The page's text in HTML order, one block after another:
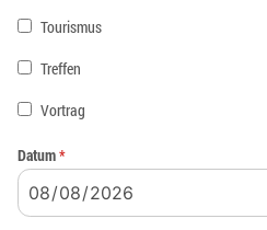
Tourismus
Treffen
Vortrag
Datum*